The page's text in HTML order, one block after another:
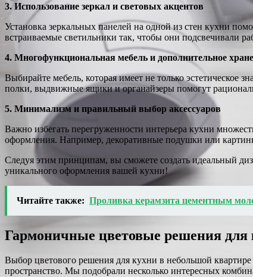
3. Использование зеркал и световых акцентов
Установка зеркальных панелей на одной из стен кухни
встраиваемые светильники так, чтобы они подсвечивали
4. Многофункциональная мебель и дополнительное
Выбирайте мебель, которая имеет не только эстетическое
полки, выдвижные ящики и органайзеры помогут
5. Минимализм и правильный выбор аксессуаров
Важно избегать перегруженности интерьера кухни
оформления. Например, декоративные подушки или
Следуя этим принципам, вы сможете создать идеальный
уникального оформления вашей кухни!
Читайте также: Проливка керамзита цементным
Гармоничные цветовые решения
Выбор цветового решения для кухни в небольшой
пространство. Мы подобрали несколько интересных